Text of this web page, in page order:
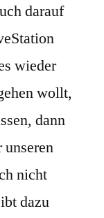
darauf
wieder
wollt,
dann
unseren
nicht
dazu